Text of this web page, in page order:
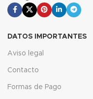
DATOS IMPORTANTES
Aviso legal
Contacto
Formas de Pago